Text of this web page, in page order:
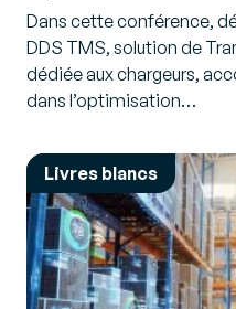
Dans cette conférence,
DDS TMS, solution de
dédiée aux chargeurs,
dans l’optimisation…
Livres blancs